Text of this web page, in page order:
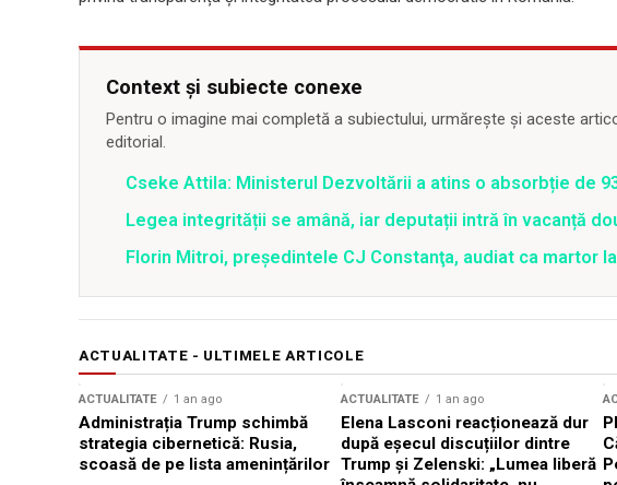
Context și subiecte conexe
Pentru o imagine mai completă a subiectului, urmărește și aceste
editorial.
Cseke Attila: Ministerul Dezvoltării a atins o absorbție de
Legea integrității se amână, iar deputații intră în vacanță
Florin Mitroi, preşedintele CJ Constanţa, audiat ca martor
ACTUALITATE - ULTIMELE ARTICOLE
ACTUALITATE 1 an ago
Administrația Trump schimbă
strategia cibernetică: Rusia,
scoasă de pe lista amenințărilor
ACTUALITATE 1 an ago
Elena Lasconi reacționează dur
după eșecul discuțiilor dintre
Trump și Zelenski: „Lumea liberă